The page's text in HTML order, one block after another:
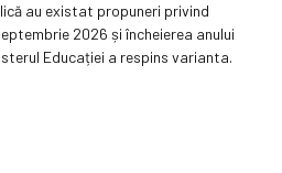
au existat propuneri privind
2026 și încheierea anului
Educației a respins varianta.